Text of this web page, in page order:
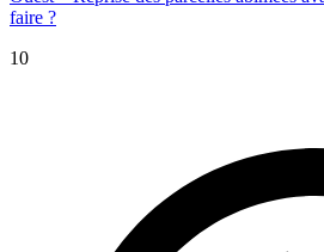
faire ?
10